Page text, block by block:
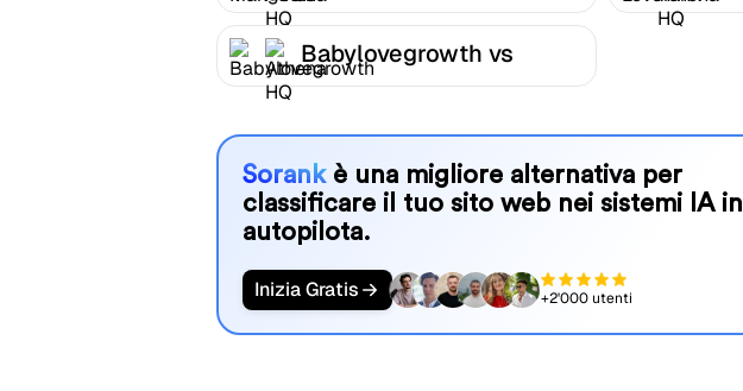
Babylovegrowth vs
Athena HQ
Sorank è una migliore alternativa per
classificare il tuo sito web nei sistemi IA in
autopilota.
Inizia Gratis +2'000 utenti